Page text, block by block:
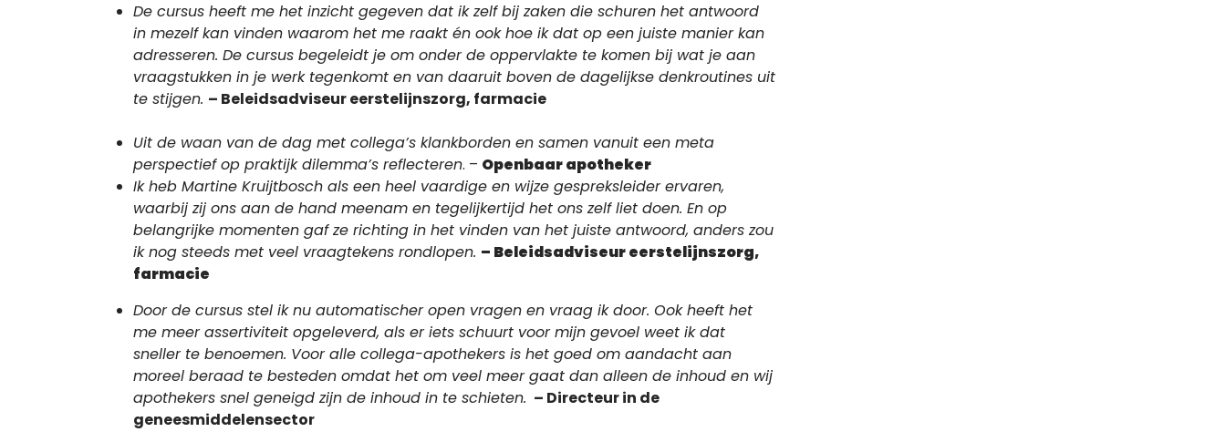
De cursus heeft me het inzicht gegeven dat ik zelf bij zaken die schuren het antwoord
in mezelf kan vinden waarom het me raakt én ook hoe ik dat op een juiste manier kan
adresseren. De cursus begeleidt je om onder de oppervlakte te komen bij wat je aan
vraagstukken in je werk tegenkomt en van daaruit boven de dagelijkse denkroutines uit
te stijgen. – Beleidsadviseur eerstelijnszorg, farmacie
Uit de waan van de dag met collega’s klankborden en samen vanuit een meta
perspectief op praktijk dilemma’s reflecteren. – Openbaar apotheker
Ik heb Martine Kruijtbosch als een heel vaardige en wijze gespreksleider ervaren,
waarbij zij ons aan de hand meenam en tegelijkertijd het ons zelf liet doen. En op
belangrijke momenten gaf ze richting in het vinden van het juiste antwoord, anders zou
ik nog steeds met veel vraagtekens rondlopen. – Beleidsadviseur eerstelijnszorg,
farmacie
Door de cursus stel ik nu automatischer open vragen en vraag ik door. Ook heeft het
me meer assertiviteit opgeleverd, als er iets schuurt voor mijn gevoel weet ik dat
sneller te benoemen. Voor alle collega-apothekers is het goed om aandacht aan
moreel beraad te besteden omdat het om veel meer gaat dan alleen de inhoud en wij
apothekers snel geneigd zijn de inhoud in te schieten. – Directeur in de
geneesmiddelensector